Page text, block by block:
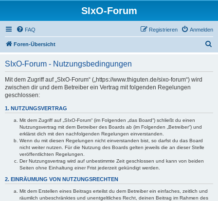
SIxO-Forum
FAQ Anmelden
Registrieren
Foren-Übersicht
SIxO-Forum - Nutzungsbedingungen
Mit dem Zugriff auf „SIxO-Forum“ („https://www.thiguten.de/sixo-forum“) wird
zwischen dir und dem Betreiber ein Vertrag mit folgenden Regelungen
geschlossen:
1. NUTZUNGSVERTRAG
Mit dem Zugriff auf „SIxO-Forum“ (im Folgenden „das Board“) schließt du einen
Nutzungsvertrag mit dem Betreiber des Boards ab (im Folgenden „Betreiber“) und
erklärst dich mit den nachfolgenden Regelungen einverstanden.
Wenn du mit diesen Regelungen nicht einverstanden bist, so darfst du das Board
nicht weiter nutzen. Für die Nutzung des Boards gelten jeweils die an dieser Stelle
veröffentlichten Regelungen.
Der Nutzungsvertrag wird auf unbestimmte Zeit geschlossen und kann von beiden
Seiten ohne Einhaltung einer Frist jederzeit gekündigt werden.
2. EINRÄUMUNG VON NUTZUNGSRECHTEN
Mit dem Erstellen eines Beitrags erteilst du dem Betreiber ein einfaches, zeitlich und
räumlich unbeschränktes und unentgeltliches Recht, deinen Beitrag im Rahmen des